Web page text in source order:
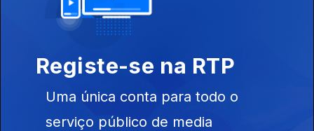
Indiegente
30 jun. 2026
Cutie, Paul Solger, Iceage...
Indiegente
Registe-se na RTP
Uma única conta para todo o
serviço público de media